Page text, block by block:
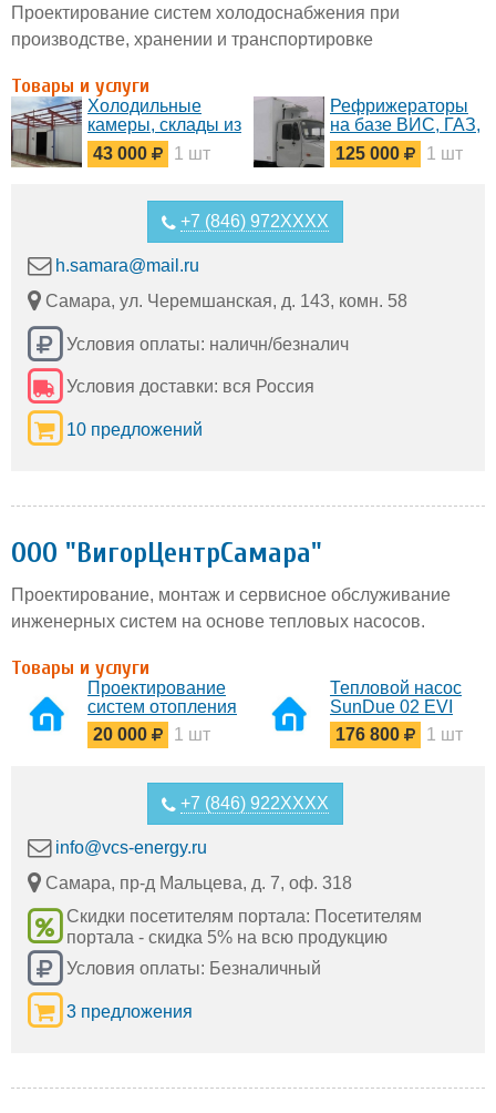
Проектирование систем холодоснабжения при
производстве, хранении и транспортировке
Товары и услуги
Холодильные
камеры, склады из
сендвич панелей
43 000 1 шт
Рефрижераторы
на базе ВИС, ГАЗ,
МАЗ, КАМАЗ,
ISUZU, FOTON,
FORD, FIAT, BAW,
125 000 1 шт
+7 (846) 972XXXX
h.samara@mail.ru
Самара, ул. Черемшанская, д. 143, комн. 58
Условия оплаты: наличн/безналич
Условия доставки: вся Россия
10 предложений
ООО "ВигорЦентрСамара"
Проектирование, монтаж и сервисное обслуживание
инженерных систем на основе тепловых насосов.
Товары и услуги
Проектирование
систем отопления
20 000
1 шт
Тепловой насос
SunDue 02 EVI
176 800
1 шт
+7 (846) 922XXXX
info@vcs-energy.ru
Самара, пр-д Мальцева, д. 7, оф. 318
Скидки посетителям портала: Посетителям
портала - скидка 5% на всю продукцию
Условия оплаты: Безналичный
3 предложения